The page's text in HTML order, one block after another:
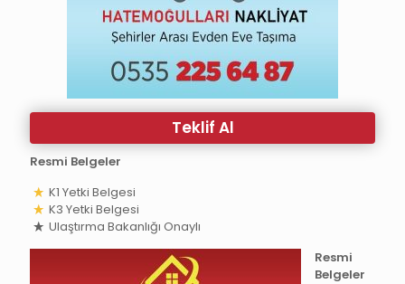
Teklif Al
Resmi Belgeler
K1 Yetki Belgesi
K3 Yetki Belgesi
Ulaştırma Bakanlığı Onaylı
Resmi
Belgeler